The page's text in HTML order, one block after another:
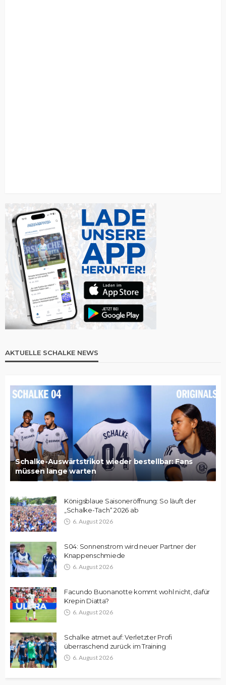
AKTUELLE SCHALKE NEWS
Schalke-Auswärtstrikot wieder bestellbar: Fans
müssen lange warten
Königsblaue Saisoneröffnung: So läuft der
„Schalke-Tach“ 2026 ab
6. August 2026
S04: Sonnenstrom wird neuer Partner der
Knappenschmiede
6. August 2026
Facundo Buonanotte kommt wohl nicht, dafür
Krepin Diatta?
6. August 2026
Schalke atmet auf: Verletzter Profi
überraschend zurück im Training
6. August 2026